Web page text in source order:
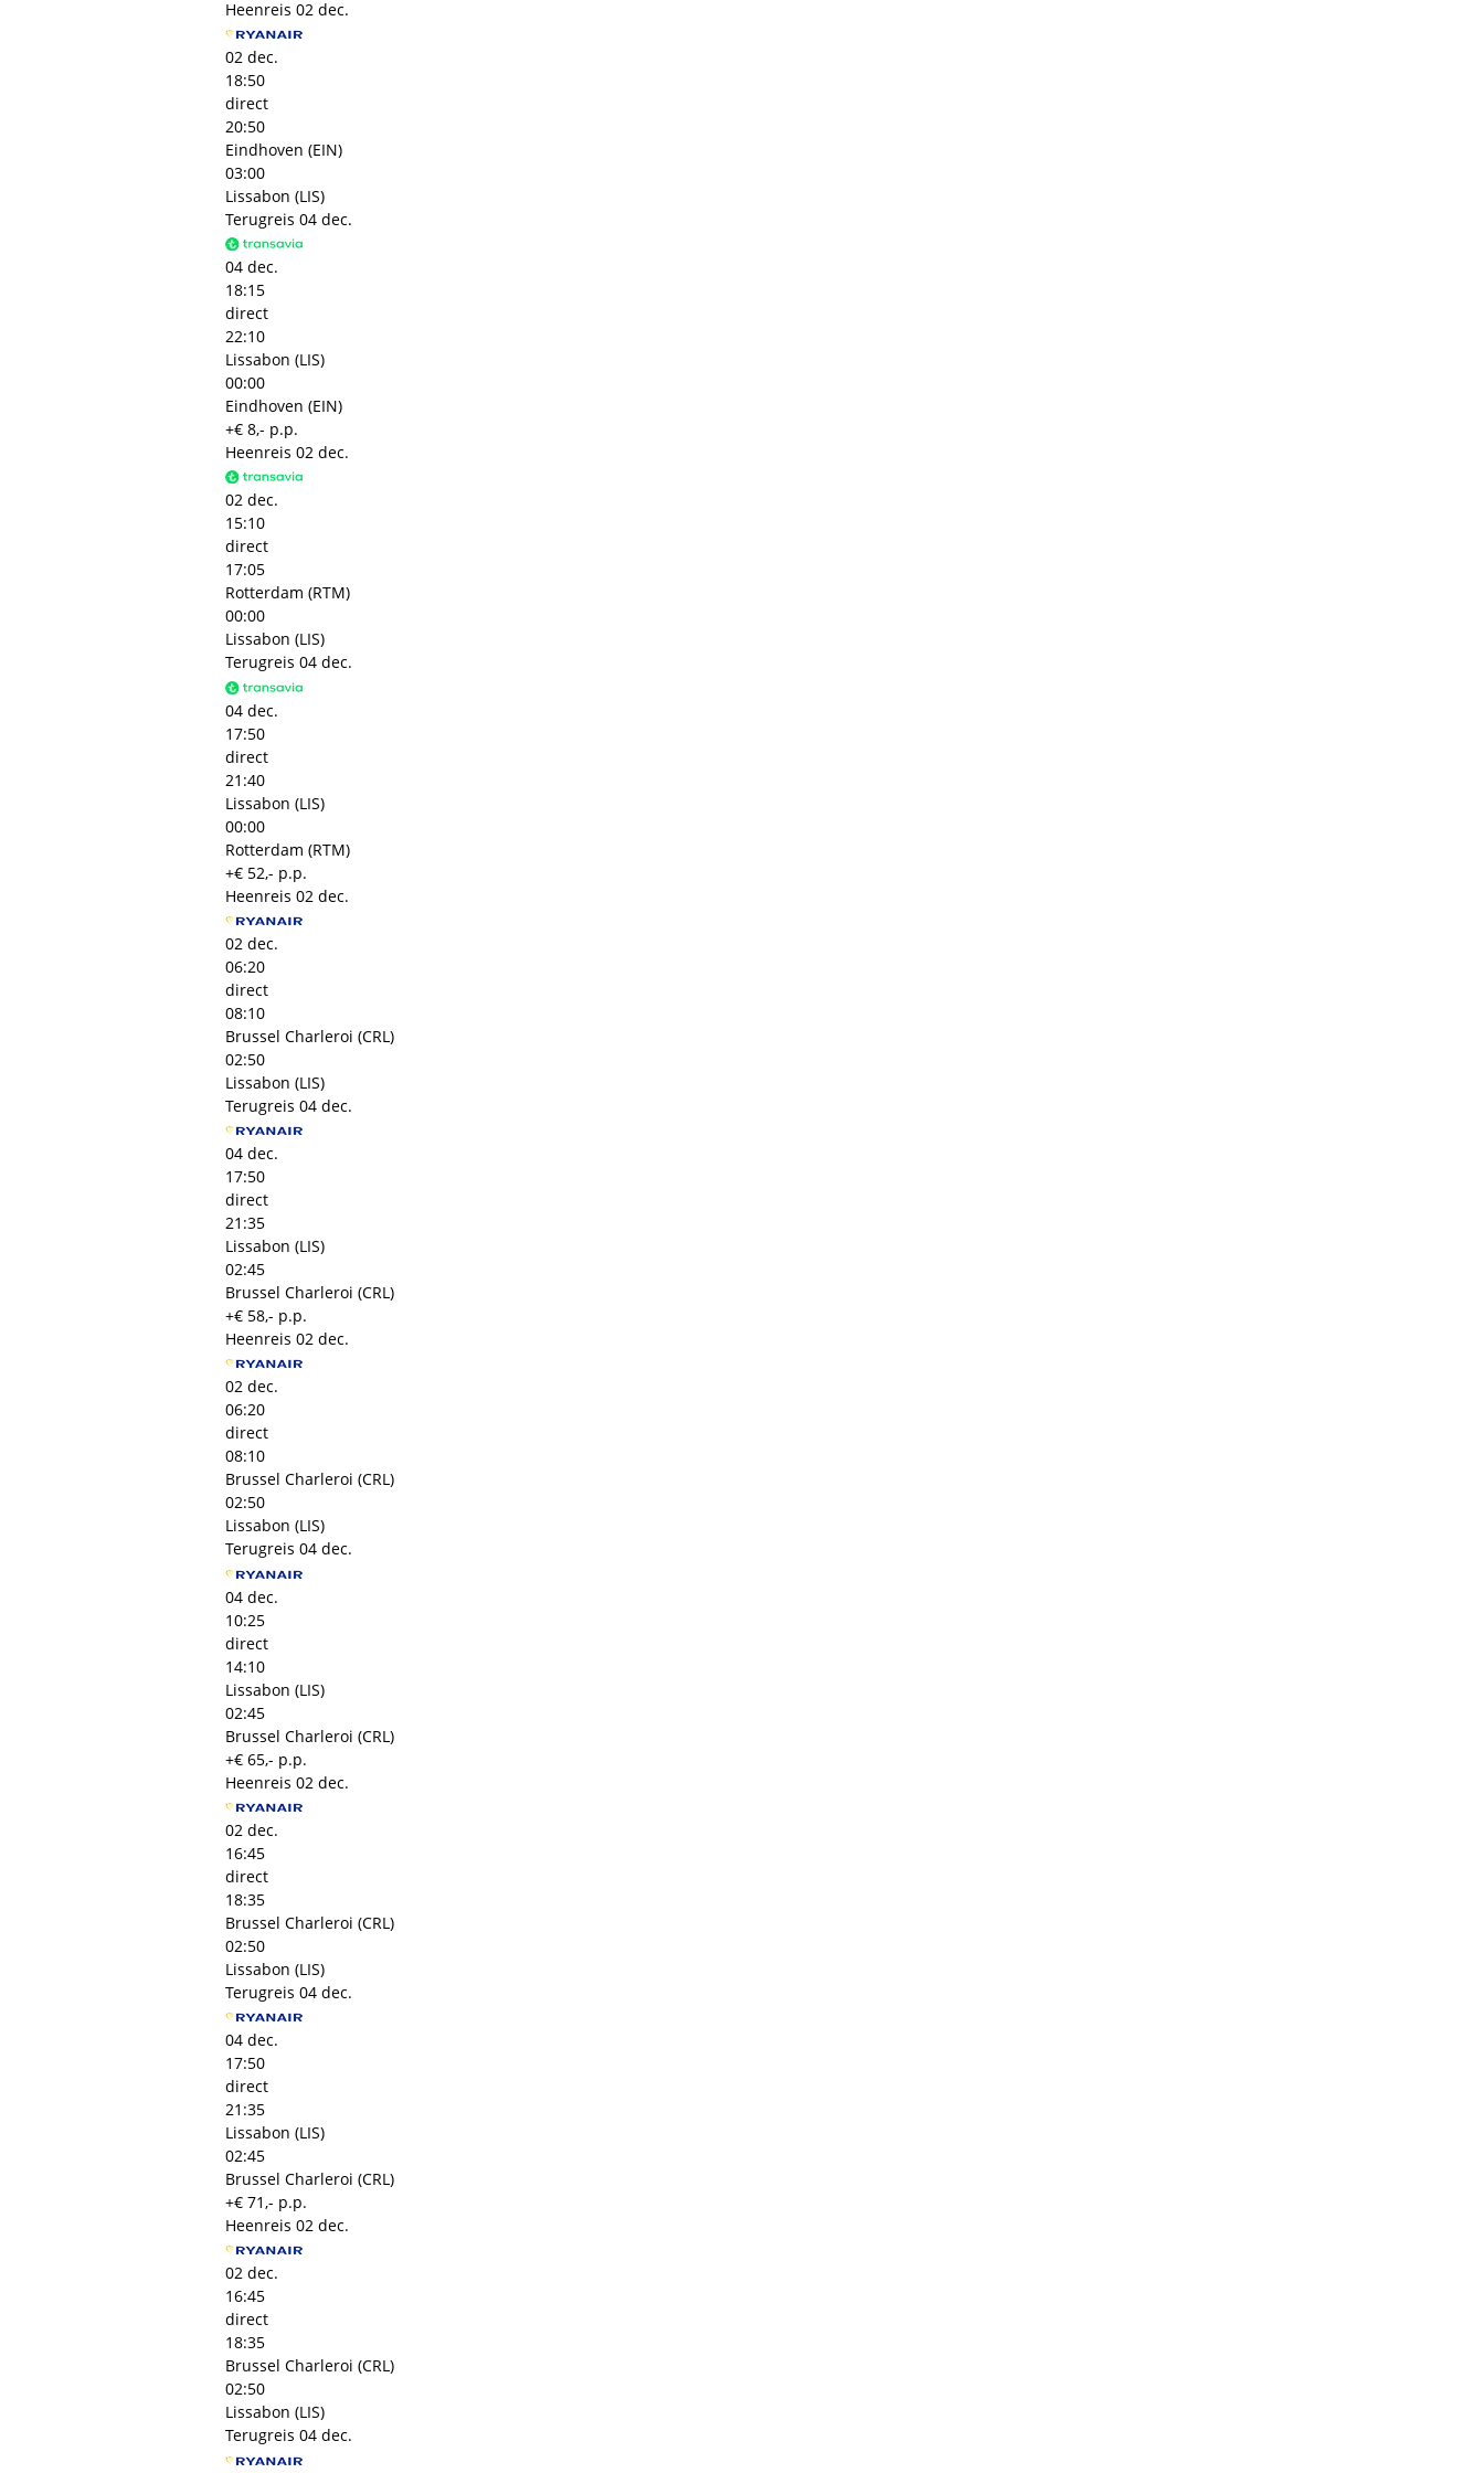
Heenreis 02 dec.
02 dec.
18:50
direct
20:50
Eindhoven (EIN)
03:00
Lissabon (LIS)
Terugreis 04 dec.
04 dec.
18:15
direct
22:10
Lissabon (LIS)
00:00
Eindhoven (EIN)
+€ 8,- p.p.
Heenreis 02 dec.
02 dec.
15:10
direct
17:05
Rotterdam (RTM)
00:00
Lissabon (LIS)
Terugreis 04 dec.
04 dec.
17:50
direct
21:40
Lissabon (LIS)
00:00
Rotterdam (RTM)
+€ 52,- p.p.
Heenreis 02 dec.
02 dec.
06:20
direct
08:10
Brussel Charleroi (CRL)
02:50
Lissabon (LIS)
Terugreis 04 dec.
04 dec.
17:50
direct
21:35
Lissabon (LIS)
02:45
Brussel Charleroi (CRL)
+€ 58,- p.p.
Heenreis 02 dec.
02 dec.
06:20
direct
08:10
Brussel Charleroi (CRL)
02:50
Lissabon (LIS)
Terugreis 04 dec.
04 dec.
10:25
direct
14:10
Lissabon (LIS)
02:45
Brussel Charleroi (CRL)
+€ 65,- p.p.
Heenreis 02 dec.
02 dec.
16:45
direct
18:35
Brussel Charleroi (CRL)
02:50
Lissabon (LIS)
Terugreis 04 dec.
04 dec.
17:50
direct
21:35
Lissabon (LIS)
02:45
Brussel Charleroi (CRL)
+€ 71,- p.p.
Heenreis 02 dec.
02 dec.
16:45
direct
18:35
Brussel Charleroi (CRL)
02:50
Lissabon (LIS)
Terugreis 04 dec.